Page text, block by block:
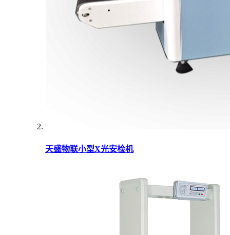
天盛物联小型X光安检机